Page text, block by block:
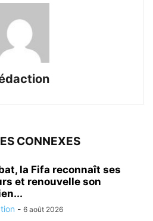
CONNEXES
la Fifa reconnaît ses
et renouvelle son
- 6 août 2026